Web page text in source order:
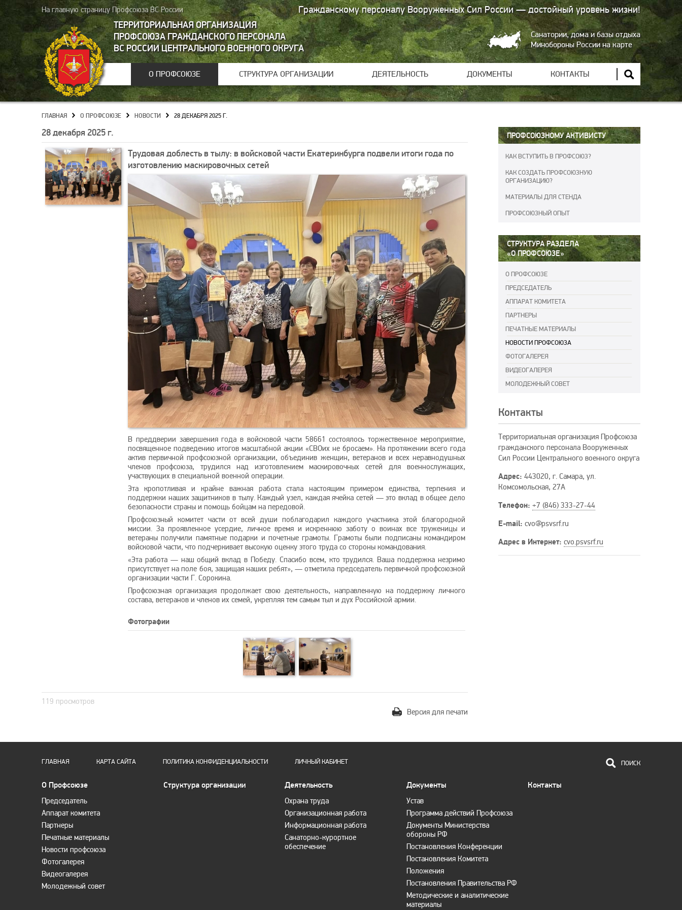
На главную страницу Профсоюза ВС России Гражданскому персоналу Вооруженных Сил России — достойный уровень жизни!
ТЕРРИТОРИАЛЬНАЯ ОРГАНИЗАЦИЯ
ПРОФСОЮЗА ГРАЖДАНСКОГО ПЕРСОНАЛА
ВС РОССИИ ЦЕНТРАЛЬНОГО ВОЕННОГО ОКРУГА
Санатории, дома и базы отдыха
Минобороны России на карте
О ПРОФСОЮЗЕ СТРУКТУРА ОРГАНИЗАЦИИ ДЕЯТЕЛЬНОСТЬ ДОКУМЕНТЫ КОНТАКТЫ
ГЛАВНАЯ О ПРОФСОЮЗЕ НОВОСТИ 28 ДЕКАБРЯ 2025 Г.
28 декабря 2025 г.
Трудовая доблесть в тылу: в войсковой части Екатеринбурга подвели итоги года по
изготовлению маскировочных сетей
В преддверии завершения года в войсковой части 58661 состоялось торжественное мероприятие,
посвященное подведению итогов масштабной акции «СВОих не бросаем». На протяжении всего года
актив первичной профсоюзной организации, объединив женщин, ветеранов и всех неравнодушных
членов профсоюза, трудился над изготовлением маскировочных сетей для военнослужащих,
участвующих в специальной военной операции.
Эта кропотливая и крайне важная работа стала настоящим примером единства, терпения и
поддержки наших защитников в тылу. Каждый узел, каждая ячейка сетей — это вклад в общее дело
безопасности страны и помощь бойцам на передовой.
Профсоюзный комитет части от всей души поблагодарил каждого участника этой благородной
миссии. За проявленное усердие, личное время и искреннюю заботу о воинах все труженицы и
ветераны получили памятные подарки и почетные грамоты. Грамоты были подписаны командиром
войсковой части, что подчеркивает высокую оценку этого труда со стороны командования.
«Эта работа — наш общий вклад в Победу. Спасибо всем, кто трудился. Ваша поддержка незримо
присутствует на поле боя, защищая наших ребят», — отметила председатель первичной профсоюзной
организации части Г. Сорокина.
Профсоюзная организация продолжает свою деятельность, направленную на поддержку личного
состава, ветеранов и членов их семей, укрепляя тем самым тыл и дух Российской армии.
Фотографии
119 просмотров
Версия для печати
ПРОФСОЮЗНОМУ АКТИВИСТУ
КАК ВСТУПИТЬ В ПРОФСОЮЗ?
КАК СОЗДАТЬ ПРОФСОЮЗНУЮ
ОРГАНИЗАЦИЮ?
МАТЕРИАЛЫ ДЛЯ СТЕНДА
ПРОФСОЮЗНЫЙ ОПЫТ
СТРУКТУРА РАЗДЕЛА
«О ПРОФСОЮЗЕ»
О ПРОФСОЮЗЕ
ПРЕДСЕДАТЕЛЬ
АППАРАТ КОМИТЕТА
ПАРТНЕРЫ
ПЕЧАТНЫЕ МАТЕРИАЛЫ
НОВОСТИ ПРОФСОЮЗА
ФОТОГАЛЕРЕЯ
ВИДЕОГАЛЕРЕЯ
МОЛОДЕЖНЫЙ СОВЕТ
Контакты
Территориальная организация Профсоюза
гражданского персонала Вооруженных
Сил России Центрального военного округа
Адрес: 443020, г. Самара, ул.
Комсомольская, 27А
Телефон: +7 (846) 333-27-44
E-mail: cvo@psvsrf.ru
Адрес в Интернет: cvo.psvsrf.ru
ГЛАВНАЯ КАРТА САЙТА ПОЛИТИКА КОНФИДЕНЦИАЛЬНОСТИ ЛИЧНЫЙ КАБИНЕТ ПОИСК
О Профсоюзе
Председатель
Аппарат комитета
Партнеры
Печатные материалы
Новости профсоюза
Фотогалерея
Видеогалерея
Молодежный совет
Структура организации Деятельность
Охрана труда
Организационная работа
Информационная работа
Санаторно-курортное
обеспечение
Документы
Устав
Программа действий Профсоюза
Документы Министерства
обороны РФ
Постановления Конференции
Постановления Комитета
Положения
Постановления Правительства РФ
Методические и аналитические
материалы
Контакты